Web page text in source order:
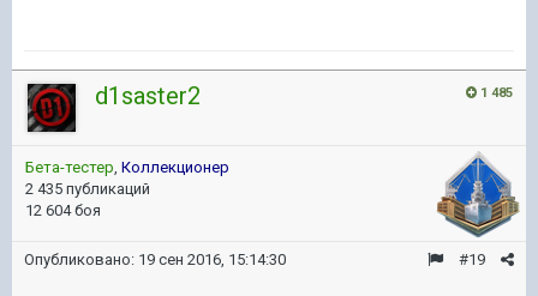
1 485
d1saster2
Бета-тестер Коллекционер
2 435 публикаций
12 604 боя
#19
Опубликовано: 19 сен 2016, 15:14:30